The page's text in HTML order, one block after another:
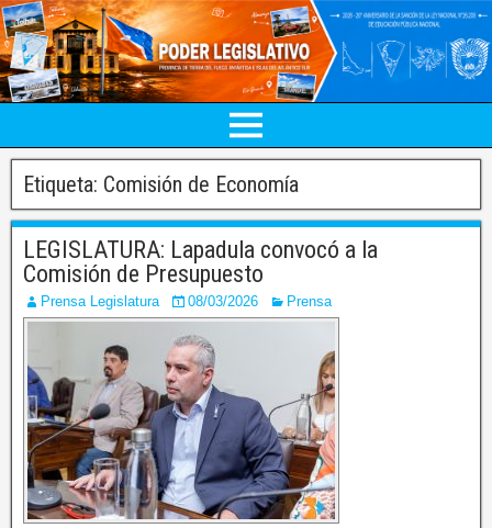
Etiqueta: Comisión de Economía
LEGISLATURA: Lapadula convocó a la
Comisión de Presupuesto
Prensa Legislatura 08/03/2026 Prensa